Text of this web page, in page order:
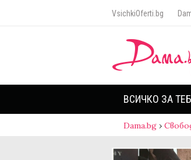
VsichkiOferti.bg
ВСИЧКО ЗА ТЕБ
Dama.bg ›